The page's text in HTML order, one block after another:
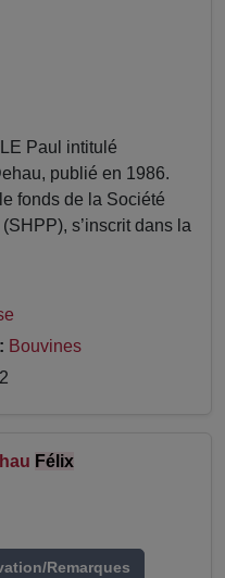
Paul intitulé
publié en 1986.
fonds de la Société
s’inscrit dans la
Bouvines
Félix
Remarques